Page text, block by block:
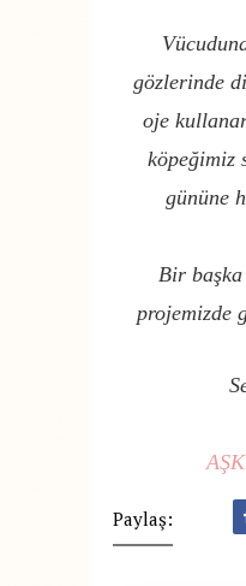
gözlerinde
oje
köpeğimiz
gününe
Bir
projemizde
Paylaş: